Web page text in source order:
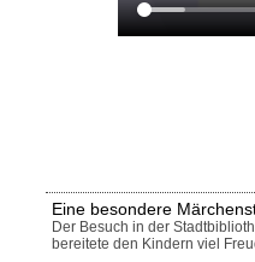
Eine besondere
Der Besuch in der
bereitete den Kindern viel